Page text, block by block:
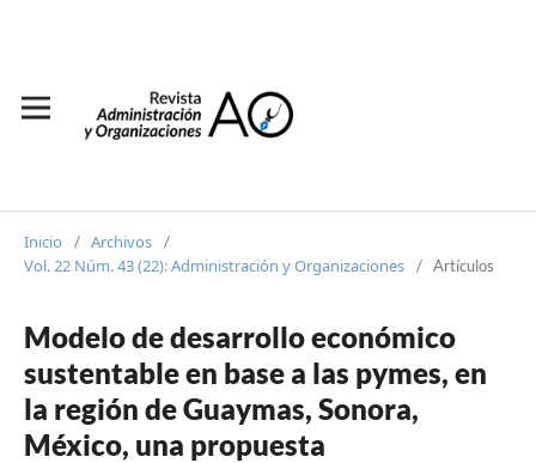
Inicio / Archivos /
Vol. 22 Núm. 43 (22): Administración y Organizaciones / Artículos
Modelo de desarrollo económico
sustentable en base a las pymes, en
la región de Guaymas, Sonora,
México, una propuesta